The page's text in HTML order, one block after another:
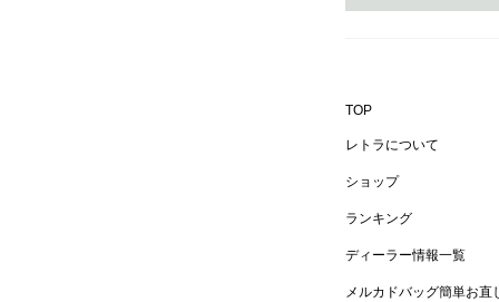
TOP
レトラについて
ショップ
ランキング
ディーラー情報一覧
メルカドバッグ簡単お直